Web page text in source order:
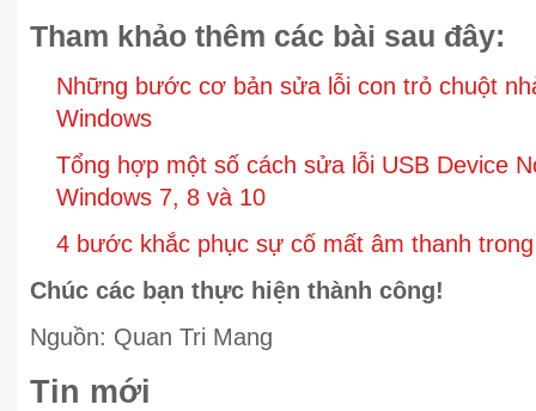
Tham khảo thêm các bài sau đây:
Những bước cơ bản sửa lỗi con trỏ chuột
Windows
Tổng hợp một số cách sửa lỗi USB Device
Windows 7, 8 và 10
4 bước khắc phục sự cố mất âm thanh
Chúc các bạn thực hiện thành công!
Nguồn: Quan Tri Mang
Tin mới